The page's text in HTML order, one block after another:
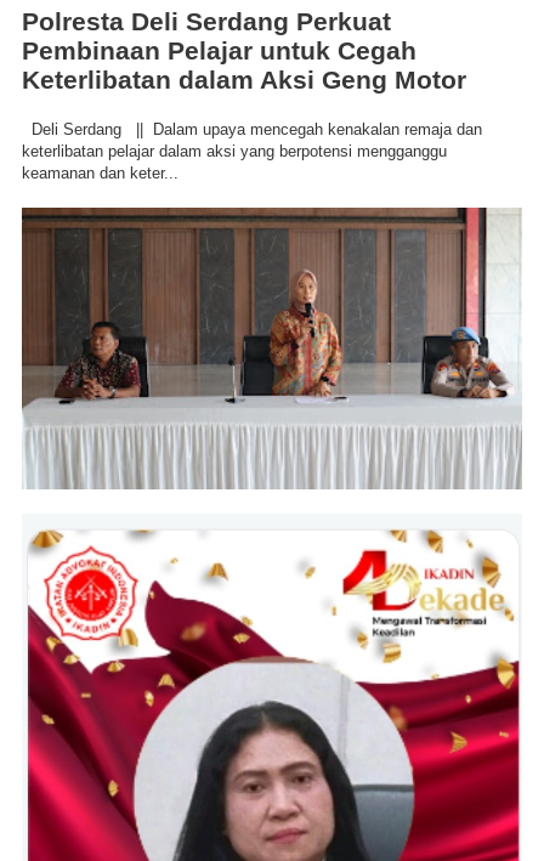
Polresta Deli Serdang Perkuat
Pembinaan Pelajar untuk Cegah
Keterlibatan dalam Aksi Geng Motor
Deli Serdang || Dalam upaya mencegah kenakalan remaja dan
keterlibatan pelajar dalam aksi yang berpotensi mengganggu
keamanan dan keter...